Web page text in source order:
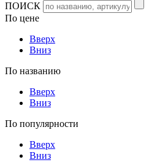
ПОИСК
По цене
Вверх
Вниз
По названию
Вверх
Вниз
По популярности
Вверх
Вниз